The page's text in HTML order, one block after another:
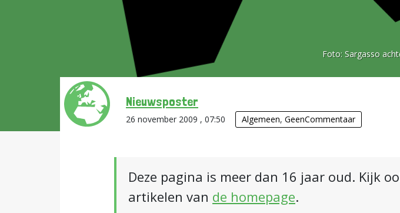
Foto: Sargasso
Nieuwsposter
26 november 2009 , 07:50 Algemeen, GeenCommentaar
Deze pagina is meer dan 16 jaar oud. Kijk
artikelen van de homepage.